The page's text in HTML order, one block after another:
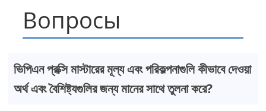
Вопросы
ভিপিএন প্রক্সি মাস্টারের মূল্য এবং পরিকল্পনাগুলি কীভাবে দেওয়া
অর্থ এবং বৈশিষ্ট্যগুলির জন্য মানের সাথে তুলনা করে?